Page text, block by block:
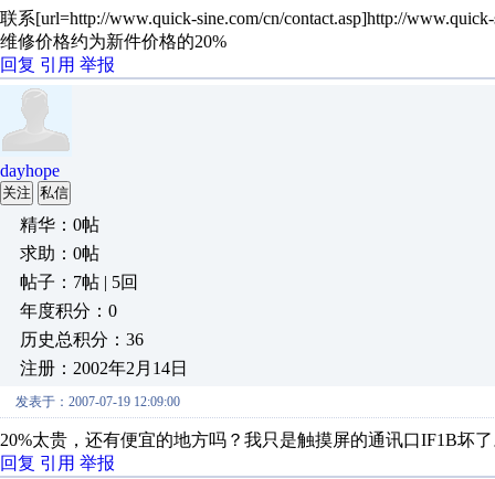
联系[url=http://www.quick-sine.com/cn/contact.asp]http://
维修价格约为新件价格的20%
回复 引用 举报
dayhope
关注 私信
精华：0帖
求助：0帖
帖子：7帖 | 5回
年度积分：0
历史总积分：36
注册：2002年2月14日
发表于：2007-07-19 12:09:00
20%太贵，还有便宜的地方吗？我只是触摸屏的通讯口IF1B坏
回复 引用 举报